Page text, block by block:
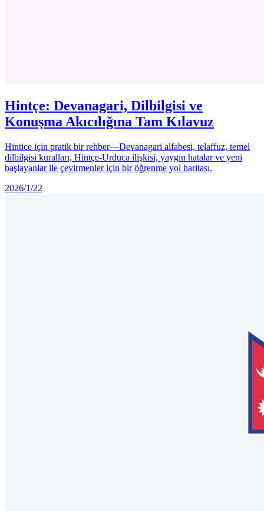
Hintçe: Devanagari, Dilbilgisi ve
Konuşma Akıcılığına Tam Kılavuz
Hintice için pratik bir rehber—Devanagari alfabesi, telaffuz, temel
dilbilgisi kuralları, Hintçe-Urduca ilişkisi, yaygın hatalar ve yeni
başlayanlar ile çevirmenler için bir öğrenme yol haritası.
2026/1/22